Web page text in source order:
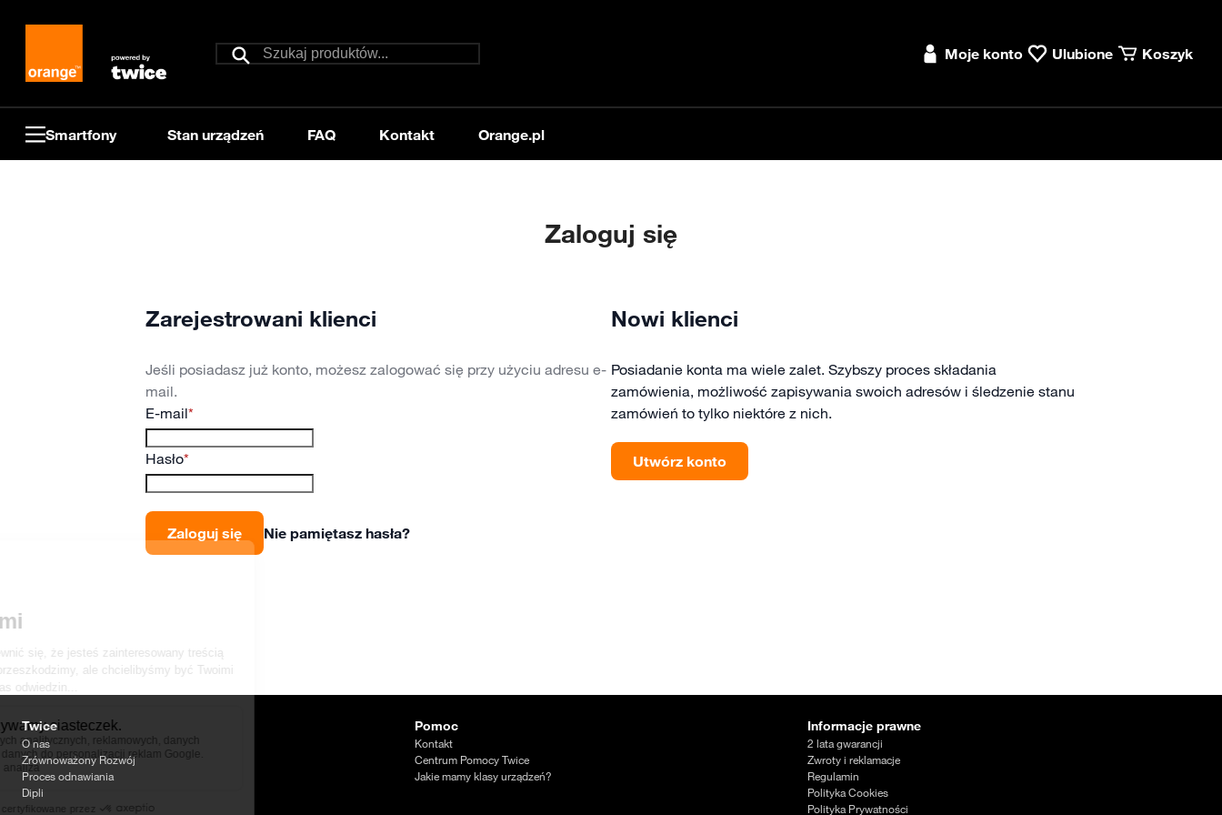
Szukaj
Szukaj
Moje konto Ulubione Koszyk
Smartfony Stan urządzeń FAQ Kontakt Orange.pl
Zaloguj się
Zarejestrowani klienci
Jeśli posiadasz już konto, możesz zalogować się przy użyciu adresu e-
mail.
E-mail
Hasło
Zaloguj się Nie pamiętasz hasła?
Nowi klienci
Posiadanie konta ma wiele zalet. Szybszy proces składania
zamówienia, możliwość zapisywania swoich adresów i śledzenie stanu
zamówień to tylko niektóre z nich.
Utwórz konto
Twice
O nas
Zrównoważony Rozwój
Proces odnawiania
Dipli
Pomoc
Kontakt
Centrum Pomocy Twice
Jakie mamy klasy urządzeń?
Informacje prawne
2 lata gwarancji
Zwroty i reklamacje
Regulamin
Polityka Cookies
Polityka Prywatności